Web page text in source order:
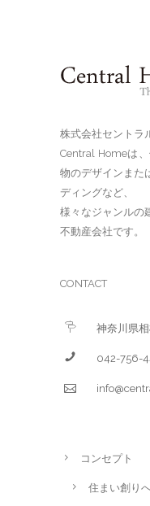
株式会社セントラ
Central Homeは
物のデザインまた
ディングなど、
様々なジャンルの
不動産会社です。
CONTACT
神奈川県
042-756-
コンセプト
住まい創り